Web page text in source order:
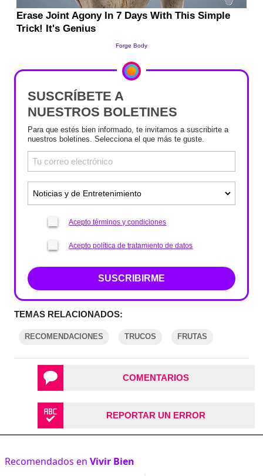
SUSCRÍBETE A
NUESTROS BOLETINES
Para que estés bien informado, te invitamos a suscribirte a
nuestros boletines. Selecciona el que más te guste.
Acepto términos y condiciones
Acepto política de tratamiento de datos
SUSCRIBIRME
TEMAS RELACIONADOS:
RECOMENDACIONES TRUCOS FRUTAS
COMENTARIOS
REPORTAR UN ERROR
Recomendados en Vivir Bien